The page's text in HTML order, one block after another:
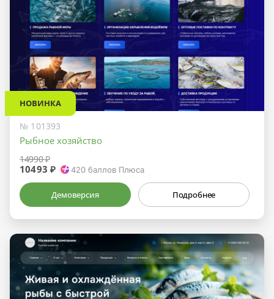
НОВИНКА
№ 101393
Рыбное хозяйство
14990 ₽
10493 ₽ 420 баллов Плюса
Демоверсия Подробнее